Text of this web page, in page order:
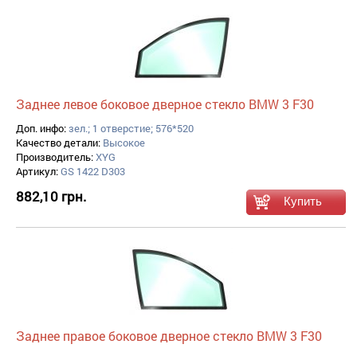
Заднее левое боковое дверное стекло BMW 3 F30
Доп. инфо:зел.; 1 отверстие; 576*520
Качество детали: Высокое
Производитель:XYG
Артикул:GS 1422 D303
882,10 грн.
Заднее правое боковое дверное стекло BMW 3 F30